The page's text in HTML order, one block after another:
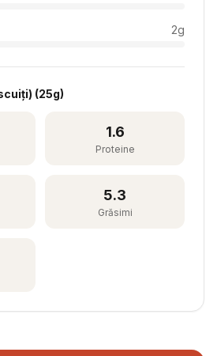
2g
(25g)
1.6
Proteine
5.3
Grăsimi